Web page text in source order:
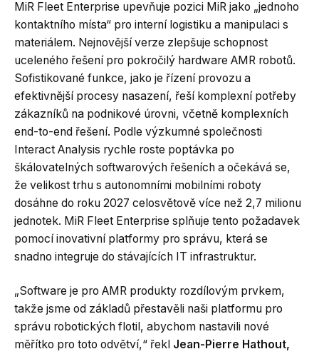
MiR Fleet Enterprise upevňuje pozici MiR jako „jednoho
kontaktního místa“ pro interní logistiku a manipulaci s
materiálem. Nejnovější verze zlepšuje schopnost
uceleného řešení pro pokročilý hardware AMR robotů.
Sofistikované funkce, jako je řízení provozu a
efektivnější procesy nasazení, řeší komplexní potřeby
zákazníků na podnikové úrovni, včetně komplexních
end-to-end řešení. Podle výzkumné společnosti
Interact Analysis rychle roste poptávka po
škálovatelných softwarových řešeních a očekává se,
že velikost trhu s autonomními mobilními roboty
dosáhne do roku 2027 celosvětově více než 2,7 milionu
jednotek. MiR Fleet Enterprise splňuje tento požadavek
pomocí inovativní platformy pro správu, která se
snadno integruje do stávajících IT infrastruktur.
„Software je pro AMR produkty rozdílovým prvkem,
takže jsme od základů přestavěli naši platformu pro
správu robotických flotil, abychom nastavili nové
měřítko pro toto odvětví,“ řekl Jean-Pierre Hathout,